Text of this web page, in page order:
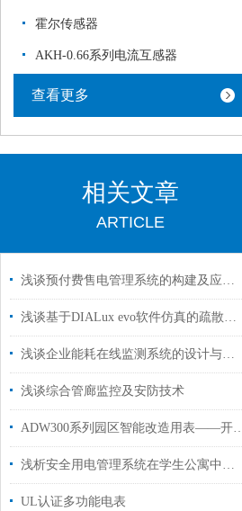
霍尔传感器
AKH-0.66系列电流互感器
查看更多
相关文章
ARTICLE
浅谈预付费售电管理系统的构建及应用基于嵌入式系统的网关在物联网的应用
浅谈基于DIALux evo软件仿真的疏散照明设计研究与应用
浅谈企业能耗在线监测系统的设计与应用
浅谈综合管廊监控及安防技术
ADW300系列园区智能改造用表——
浅析安全用电管理系统在学生公寓中的应用案例
UL认证多功能电表